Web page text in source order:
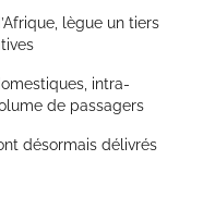
lègue un tiers
intra-
de passagers
désormais délivrés